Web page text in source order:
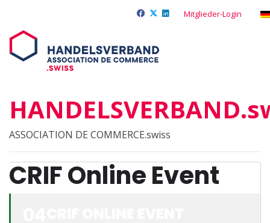
Mitglieder-Login
ASSOCIATION DE COMMERCE.swiss
CRIF Online Event